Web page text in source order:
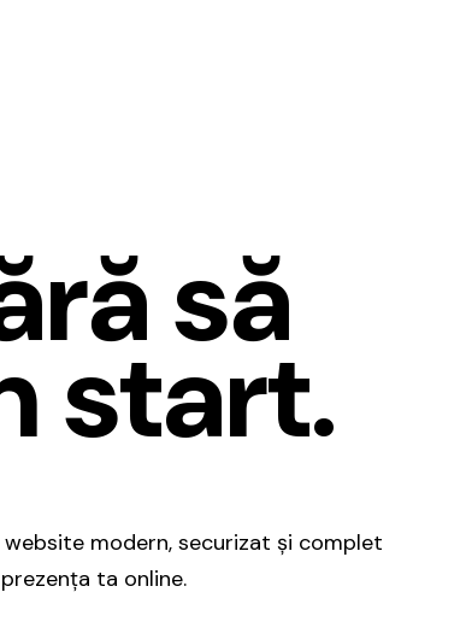
să
start.
modern, securizat și complet
ta online.